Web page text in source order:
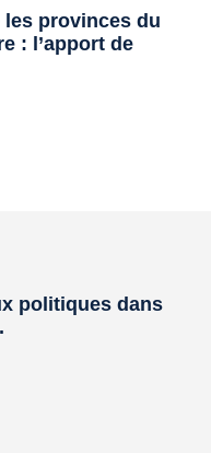
provinces du
: l’apport de
politiques dans